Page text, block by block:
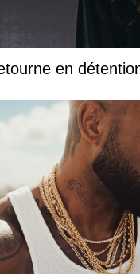
en